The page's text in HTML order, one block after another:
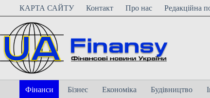
ПерейтиКАРТА САЙТУ Контакт Про нас Редакційна
Фінанси Бізнес Економіка Будівництво